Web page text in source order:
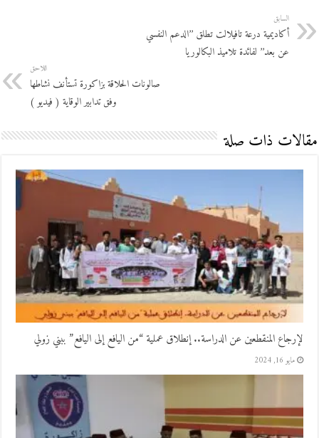
السابق
أكاديمية درعة تافيلالت تطلق ’’الدعم النفسي
عن بعد’’ لفائدة تلاميذ البكالوريا
اللاحق
صالونات الحلاقة بزاكورة تستأنف نشاطها
وفق تدابير الوقاية‬‎ ( فيديو )
مقالات ذات صلة
لإرجاع المنقطعين عن الدراسة.. إنطلاق عملية “من اليافع إلى اليافع” ببني زولي
مايو 16, 2024